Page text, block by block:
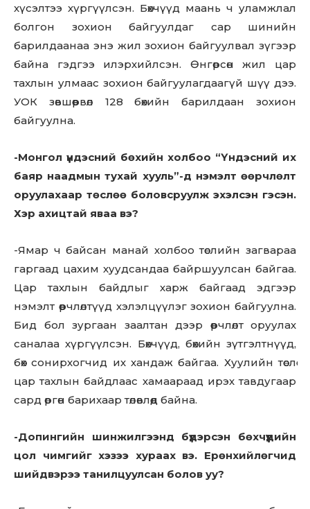
Don't miss
out!
хүсэлтээ хүргүүлсэн. Бөхчүүд маань ч уламжлал
болгон зохион байгуулдаг сар шинийн
барилдаанаа энэ жил зохион байгуулвал зүгээр
байна гэдгээ илэрхийлсэн. Өнгөрсөн жил цар
тахлын улмаас зохион байгуулагдаагүй шүү дээ.
УОК зөвшөөрвөл 128 бөхийн барилдаан зохион
байгуулна.
-Монгол үндэсний бөхийн холбоо “Үндэсний их
баяр наадмын тухай хууль”-д нэмэлт өөрчлөлт
оруулахаар төслөө боловсруулж эхэлсэн гэсэн.
Хэр ахицтай яваа вэ?
-Ямар ч байсан манай холбоо төслийн загвараа
гаргаад цахим хуудсандаа байршуулсан байгаа.
Цар тахлын байдлыг харж байгаад эдгээр
нэмэлт өөрчлөлтүүд хэлэлцүүлэг зохион байгуулна.
Бид бол зургаан заалтан дээр өөрчлөлт оруулах
саналаа хүргүүлсэн. Бөхчүүд, бөхийн зүтгэлтнүүд,
бөх сонирхогчид их хандаж байгаа. Хуулийн төслөө
цар тахлын байдлаас хамаараад ирэх тавдугаар
сард өргөн барихаар төлөвлөөд байна.
-Допингийн шинжилгээнд бүдэрсэн бөхчүүдийн
цол чимгийг хэзээ хураах вэ. Ерөнхийлөгчид
шийдвэрээ танилцуулсан болов уу?